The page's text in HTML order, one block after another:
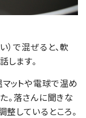
）で混ぜると、軟
します。
ットや電球で温め
。落さんに聞きな
整しているところ。